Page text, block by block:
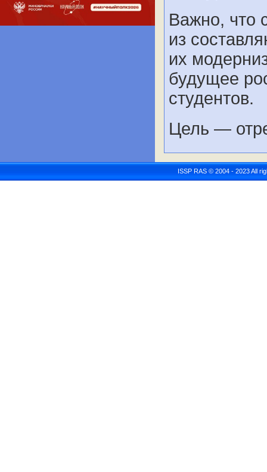
Важно, что
из
их
будущее
студентов.
Цель —
ISSP RAS © 2004 - 2023 All